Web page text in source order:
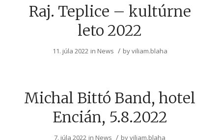
Raj. Teplice – kultúrne
leto 2022
11. júla 2022 in News / byviliam.blaha
Michal Bittó Band, hotel
Encián, 5.8.2022
7. júla 2022 in News / byviliam.blaha